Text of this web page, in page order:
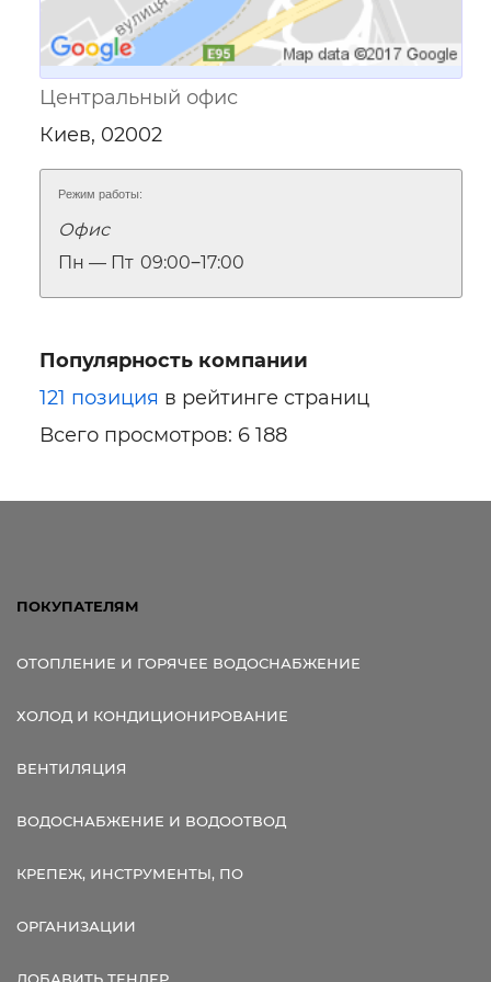
Центральный офис
Киев, 02002
Режим работы:
Офис
Пн — Пт 09:00‒17:00
Популярность компании
121 позиция в рейтинге страниц
Всего просмотров: 6 188
ПОКУПАТЕЛЯМ
ОТОПЛЕНИЕ И ГОРЯЧЕЕ ВОДОСНАБЖЕНИЕ
ХОЛОД И КОНДИЦИОНИРОВАНИЕ
ВЕНТИЛЯЦИЯ
ВОДОСНАБЖЕНИЕ И ВОДООТВОД
КРЕПЕЖ, ИНСТРУМЕНТЫ, ПО
ОРГАНИЗАЦИИ